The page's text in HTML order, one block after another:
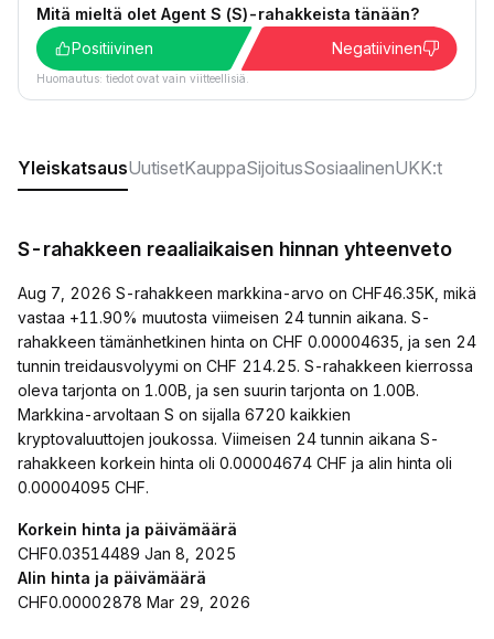
Mitä mieltä olet Agent S (S)-rahakkeista tänään?
Positiivinen
Negatiivinen
Huomautus: tiedot ovat vain viitteellisiä.
YleiskatsausUutisetKauppaSijoitusSosiaalinenUKK:t
S-rahakkeen reaaliaikaisen hinnan yhteenveto
Aug 7, 2026 S-rahakkeen markkina-arvo on CHF46.35K, mikä
vastaa +11.90% muutosta viimeisen 24 tunnin aikana. S-
rahakkeen tämänhetkinen hinta on CHF 0.00004635, ja sen 24
tunnin treidausvolyymi on CHF 214.25. S-rahakkeen kierrossa
oleva tarjonta on 1.00B, ja sen suurin tarjonta on 1.00B.
Markkina-arvoltaan S on sijalla 6720 kaikkien
kryptovaluuttojen joukossa. Viimeisen 24 tunnin aikana S-
rahakkeen korkein hinta oli 0.00004674 CHF ja alin hinta oli
0.00004095 CHF.
Korkein hinta ja päivämäärä
CHF0.03514489 Jan 8, 2025
Alin hinta ja päivämäärä
CHF0.00002878 Mar 29, 2026